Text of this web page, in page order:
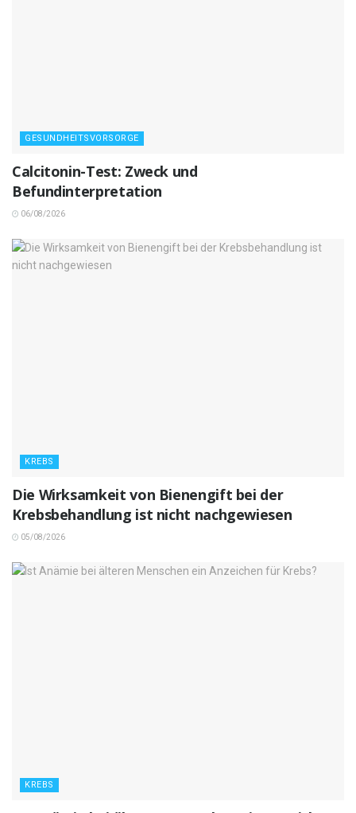
GESUNDHEITSVORSORGE
Calcitonin-Test: Zweck und
Befundinterpretation
06/08/2026
KREBS
Die Wirksamkeit von Bienengift bei der
Krebsbehandlung ist nicht nachgewiesen
05/08/2026
KREBS